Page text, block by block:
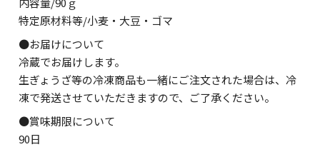
特定原材料等/小麦・大豆・ゴマ
●お届けについて
冷蔵でお届けします。
生ぎょうざ等の冷凍商品も一緒にご注文された場合は、冷
凍で発送させていただきますので、ご了承ください。
●賞味期限について
90日